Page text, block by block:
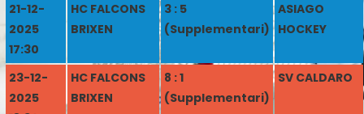
21-12-
2025
17:30
HC FALCONS
BRIXEN
3 : 5
(Supplementari)
ASIAGO
HOCKEY
23-12-
2025
HC FALCONS
BRIXEN
8 : 1
(Supplementari)
SV CALDARO